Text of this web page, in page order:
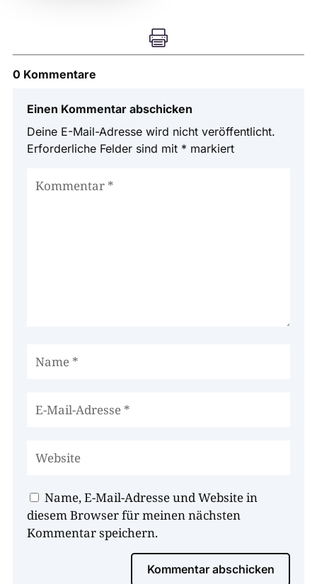

0 Kommentare
Einen Kommentar abschicken
Deine E-Mail-Adresse wird nicht veröffentlicht.
Erforderliche Felder sind mit * markiert
Name, E-Mail-Adresse und Website in
diesem Browser für meinen nächsten
Kommentar speichern.
Kommentar abschicken